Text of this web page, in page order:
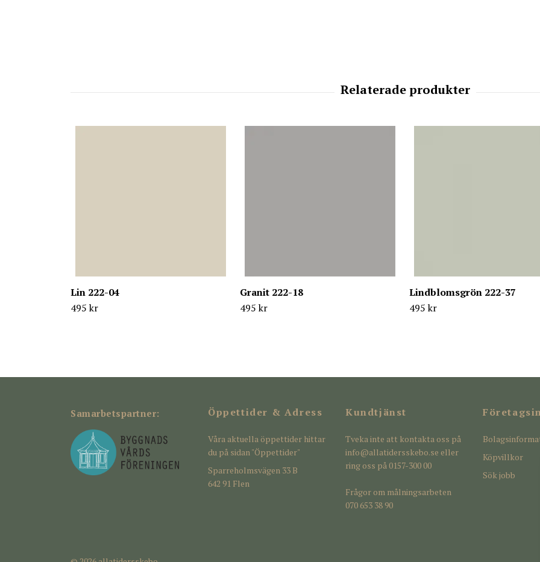
Lin 222-04
495 kr
Granit 222-18
495 kr
Lindblomsgrön 222-37
495 kr
Samarbetspartner: Öppettider & Adress
Våra aktuella öppettider hittar
du på sidan "Öppettider"
Sparreholmsvägen 33 B
642 91 Flen
Kundtjänst
Tveka inte att kontakta oss på
info@allatidersskebo.se eller
ring oss på 0157-300 00
Frågor om målningsarbeten
070 653 38 90
Köpvillkor
Sök jobb